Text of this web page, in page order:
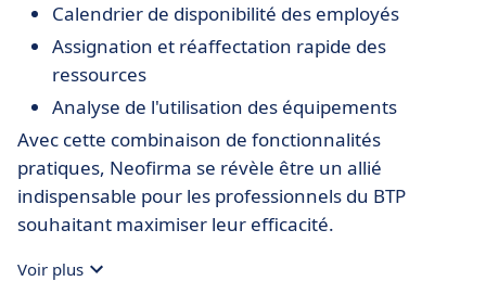
Calendrier de disponibilité des employés
Assignation et réaffectation rapide des
ressources
Analyse de l'utilisation des équipements
Avec cette combinaison de fonctionnalités
pratiques, Neofirma se révèle être un allié
indispensable pour les professionnels du BTP
souhaitant maximiser leur efficacité.
Voir plus